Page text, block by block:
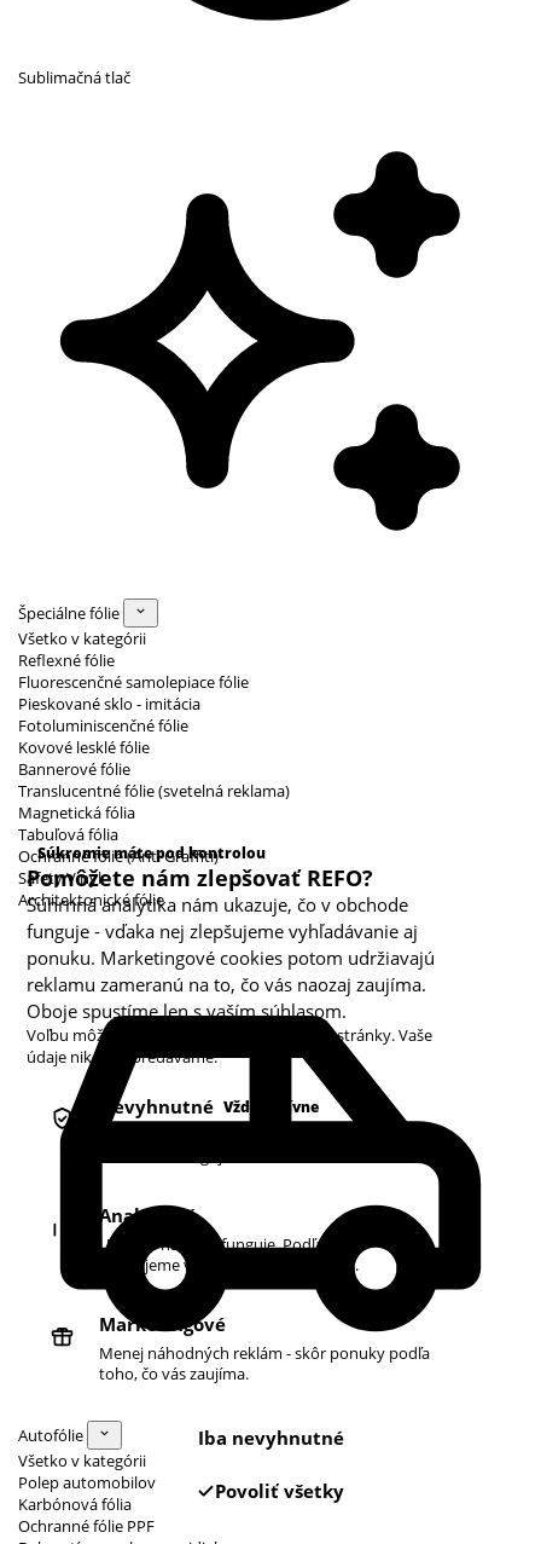
Sublimačná tlač
Špeciálne fólie
Všetko v kategórii
Reflexné fólie
Fluorescenčné samolepiace fólie
Pieskované sklo - imitácia
Fotoluminiscenčné fólie
Kovové lesklé fólie
Bannerové fólie
Translucentné fólie (svetelná reklama)
Magnetická fólia
Tabuľová fólia
Ochranné fólie (Anti Graffiti)
Safety Vinyl
Architektonické fólie
Autofólie
Všetko v kategórii
Polep automobilov
Karbónová fólia
Ochranné fólie PPF
Súkromie máte pod kontrolou
Pomôžete nám zlepšovať REFO?
Súhrnná analytika nám ukazuje, čo v obchode
funguje - vďaka nej zlepšujeme vyhľadávanie aj
ponuku. Marketingové cookies potom udržiavajú
reklamu zameranú na to, čo vás naozaj zaujíma.
Oboje spustíme len s vaším súhlasom.
Voľbu môžete kedykoľvek zmeniť v pätičke stránky. Vaše
údaje nikdy nepredávame.
Kategórie cookies
Nevyhnutné Vždy aktívne
Analytické
Ukazujú nám, čo funguje. Podľa toho
zlepšujeme vyhľadávanie aj ponuku.
Marketingové
Menej náhodných reklám - skôr ponuky podľa
toho, čo vás zaujíma.
Iba nevyhnutné
Povoliť všetky